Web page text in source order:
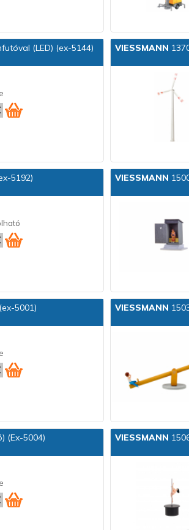
(LED) (ex-5144) VIESSMANN
5192) VIESSMANN
5001) VIESSMANN
(Ex-5004) VIESSMANN